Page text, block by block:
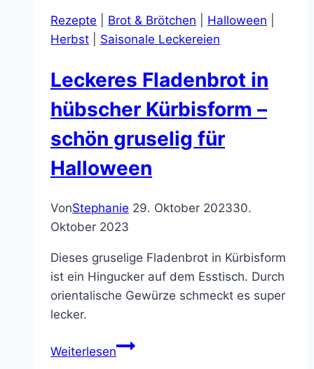
ich
sie
–
kalorienarm
und
schnell
Rezepte Brot & Brötchen Halloween
Herbst
Saisonale Leckereien
Leckeres Fladenbrot in
hübscher Kürbisform –
schön gruselig für
Halloween
VonStephanie 29. Oktober 202330.
Oktober 2023
Dieses gruselige Fladenbrot in Kürbisform
ist ein Hingucker auf dem Esstisch. Durch
orientalische Gewürze schmeckt es super
lecker.
WeiterlesenLeckeres